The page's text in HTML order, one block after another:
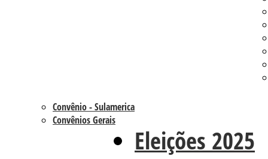
Convênio - Sulamerica
Convênios Gerais
Eleições 2025